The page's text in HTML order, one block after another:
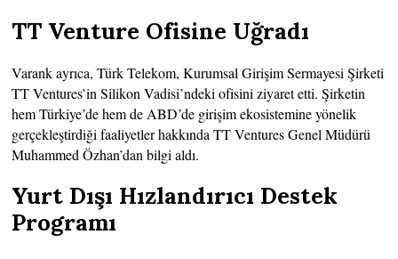
TT Venture Ofisine Uğradı
Varank ayrıca, Türk Telekom, Kurumsal Girişim Sermayesi Şirketi
TT Ventures’in Silikon Vadisi’ndeki ofisini ziyaret etti. Şirketin
hem Türkiye’de hem de ABD’de girişim ekosistemine yönelik
gerçekleştirdiği faaliyetler hakkında TT Ventures Genel Müdürü
Muhammed Özhan’dan bilgi aldı.
Yurt Dışı Hızlandırıcı Destek
Programı